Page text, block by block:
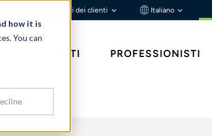
how it is
You can
Portali dei clienti Italiano
PROFESSIONISTI